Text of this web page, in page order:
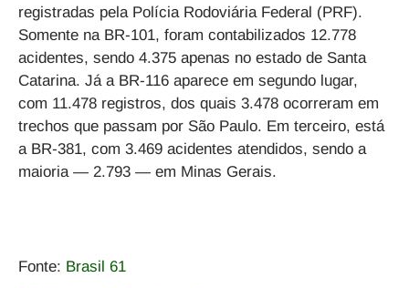
registradas pela Polícia Rodoviária Federal (PRF).
Somente na BR-101, foram contabilizados 12.778
acidentes, sendo 4.375 apenas no estado de Santa
Catarina. Já a BR-116 aparece em segundo lugar,
com 11.478 registros, dos quais 3.478 ocorreram em
trechos que passam por São Paulo. Em terceiro, está
a BR-381, com 3.469 acidentes atendidos, sendo a
maioria — 2.793 — em Minas Gerais.
Fonte: Brasil 61